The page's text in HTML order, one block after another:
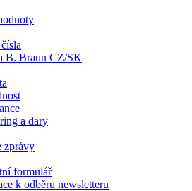
B. Braun CZ/SK
a dary
zprávy
formulář
k odběru newsletteru